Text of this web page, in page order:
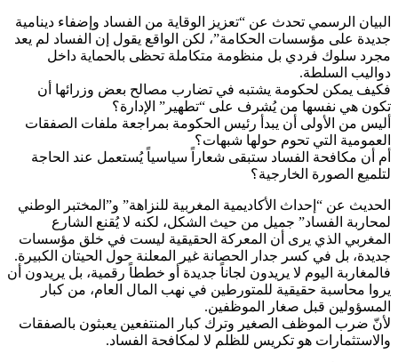
البيان الرسمي تحدث عن “تعزيز الوقاية من الفساد وإضفاء دينامية
جديدة على مؤسسات الحكامة”، لكن الواقع يقول إن الفساد لم يعد
مجرد سلوك فردي بل منظومة متكاملة تحظى بالحماية داخل
دواليب السلطة.
فكيف يمكن لحكومة يشتبه في تضارب مصالح بعض وزرائها أن
تكون هي نفسها من يُشرف على “تطهير” الإدارة؟
أليس من الأولى أن يبدأ رئيس الحكومة بمراجعة ملفات الصفقات
العمومية التي تحوم حولها شبهات؟
أم أن مكافحة الفساد ستبقى شعاراً سياسياً يُستعمل عند الحاجة
لتلميع الصورة الخارجية؟
الحديث عن “إحداث الأكاديمية المغربية للنزاهة” و”المختبر الوطني
لمحاربة الفساد” جميل من حيث الشكل، لكنه لا يُقنع الشارع
المغربي الذي يرى أن المعركة الحقيقية ليست في خلق مؤسسات
جديدة، بل في كسر جدار الحصانة غير المعلنة حول الحيتان الكبيرة.
فالمغاربة اليوم لا يريدون لجاناً جديدة أو خططاً رقمية، بل يريدون أن
يروا محاسبة حقيقية للمتورطين في نهب المال العام، من كبار
المسؤولين قبل صغار الموظفين.
لأنّ ضرب الموظف الصغير وترك كبار المنتفعين يعبثون بالصفقات
والاستثمارات هو تكريس للظلم لا لمكافحة الفساد.